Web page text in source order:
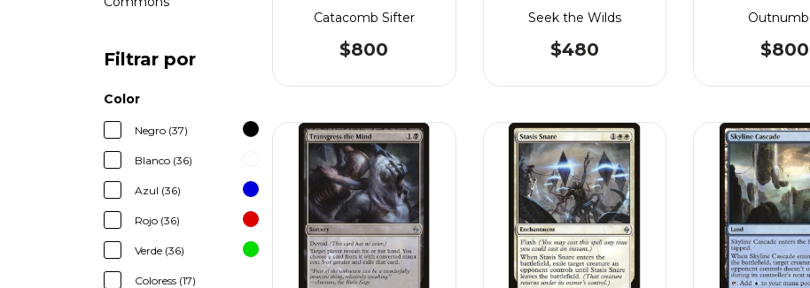
Filtrar por
Color
Negro (37)
Blanco (36)
Azul (36)
Rojo (36)
Verde (36)
Coloress (17)
Catacomb Sifter
$800
Seek the Wilds
$480 $800